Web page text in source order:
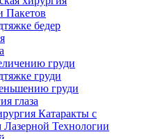
Пакетов
бедер
груди
груди
груди
глаза
Катаракты с
Технологии